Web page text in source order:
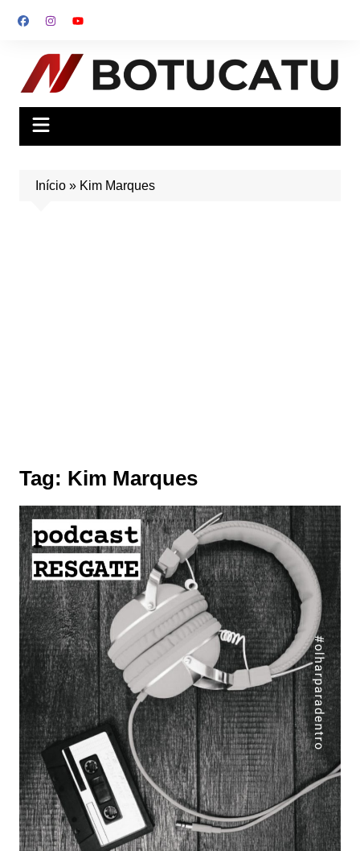
para
conteúdo
Início» Kim Marques
Tag: Kim Marques